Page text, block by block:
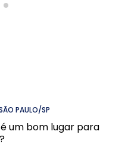
PAULO/SP
é um bom lugar para